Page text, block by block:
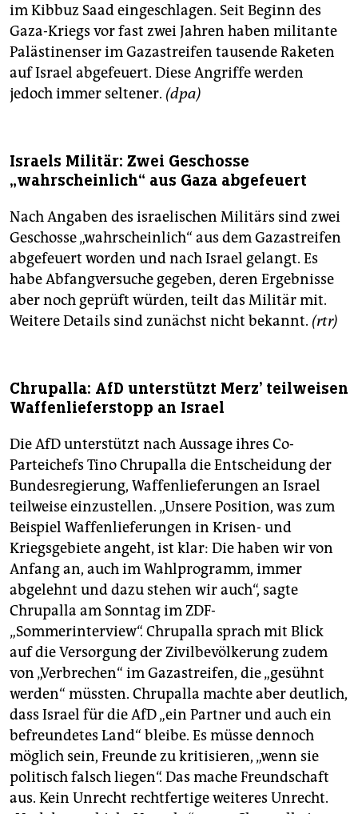
im Kibbuz Saad eingeschlagen. Seit Beginn des
Gaza-Kriegs vor fast zwei Jahren haben militante
Palästinenser im Gazastreifen tausende Raketen
auf Israel abgefeuert. Diese Angriffe werden
jedoch immer seltener. (dpa)
Israels Militär: Zwei Geschosse
„wahrscheinlich“ aus Gaza abgefeuert
Nach Angaben des israelischen Militärs sind zwei
Geschosse „wahrscheinlich“ aus dem Gazastreifen
abgefeuert worden und nach Israel gelangt. Es
habe Abfangversuche gegeben, deren Ergebnisse
aber noch geprüft würden, teilt das Militär mit.
Weitere Details sind zunächst nicht bekannt. (rtr)
Chrupalla: AfD unterstützt Merz' teilweisen
Waffenlieferstopp an Israel
Die AfD unterstützt nach Aussage ihres Co-
Parteichefs Tino Chrupalla die Entscheidung der
Bundesregierung, Waffenlieferungen an Israel
teilweise einzustellen. „Unsere Position, was zum
Beispiel Waffenlieferungen in Krisen- und
Kriegsgebiete angeht, ist klar: Die haben wir von
Anfang an, auch im Wahlprogramm, immer
abgelehnt und dazu stehen wir auch“, sagte
Chrupalla am Sonntag im ZDF-
„Sommerinterview“. Chrupalla sprach mit Blick
auf die Versorgung der Zivilbevölkerung zudem
von „Verbrechen“ im Gazastreifen, die „gesühnt
werden“ müssten. Chrupalla machte aber deutlich,
dass Israel für die AfD „ein Partner und auch ein
befreundetes Land“ bleibe. Es müsse dennoch
möglich sein, Freunde zu kritisieren, „wenn sie
politisch falsch liegen“. Das mache Freundschaft
aus. Kein Unrecht rechtfertige weiteres Unrecht.